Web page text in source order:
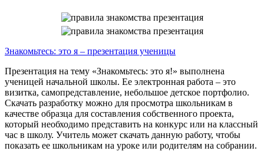
Знакомьтесь: это я – презентация ученицы
Презентация на тему «Знакомьтесь: это я!» выполнена
ученицей начальной школы. Ее электронная работа – это
визитка, самопредставление, небольшое детское портфолио.
Скачать разработку можно для просмотра школьникам в
качестве образца для составления собственного проекта,
который необходимо представить на конкурс или на классный
час в школу. Учитель может скачать данную работу, чтобы
показать ее школьникам на уроке или родителям на собрании.